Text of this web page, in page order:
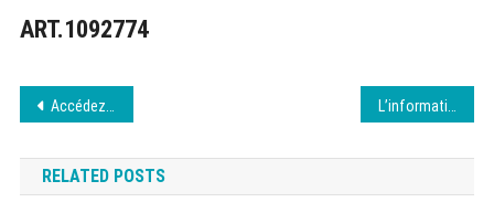
ART.1092774
Navigation
de
l’article
Accédez à l’annuaire-téléchargement ici
RELATED POSTS